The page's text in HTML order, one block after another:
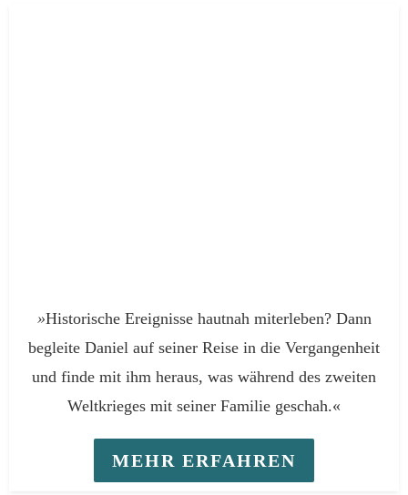
»Historische Ereignisse hautnah miterleben? Dann
begleite Daniel auf seiner Reise in die Vergangenheit
und finde mit ihm heraus, was während des zweiten
Weltkrieges mit seiner Familie geschah.«
MEHR ERFAHREN